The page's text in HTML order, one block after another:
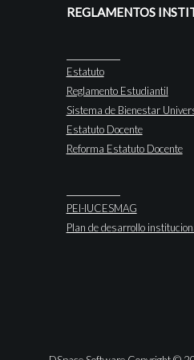
REGLAMENTOS
Estatuto
Reglamento Estudiantil
Sistema de Bienestar
Estatuto Docente
Reforma Estatuto Docente
PEI-IUCESMAG
Plan de desarrollo